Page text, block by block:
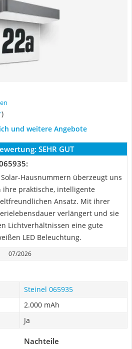
)
und weitere Angebote
SEHR GUT
Hausnummern überzeugt uns
ihre praktische, intelligente
Ansatz. Mit ihrer
verlängert und sie
Lichtverhältnissen eine gute
LED Beleuchtung.
07/2026
Steinel 065935
2.000 mAh
Ja
Nachteile